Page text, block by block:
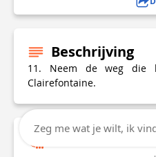
Beschrijving
11. Neem de weg die
Clairefontaine.
Technische
Zeg me wat je wilt, ik